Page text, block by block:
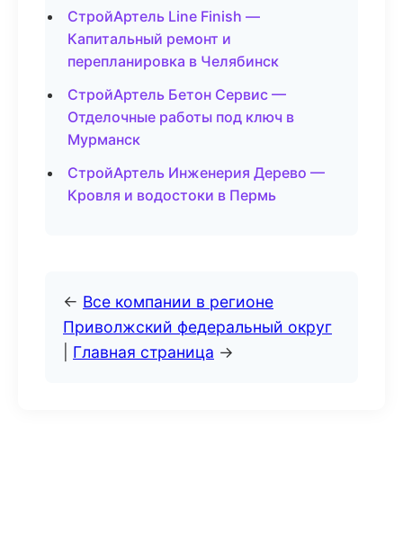
СтройАртель Line Finish —
Капитальный ремонт и
перепланировка в Челябинск
СтройАртель Бетон Сервис —
Отделочные работы под ключ в
Мурманск
СтройАртель Инженерия Дерево —
Кровля и водостоки в Пермь
← Все компании в регионе
Приволжский федеральный округ
Главная страница →